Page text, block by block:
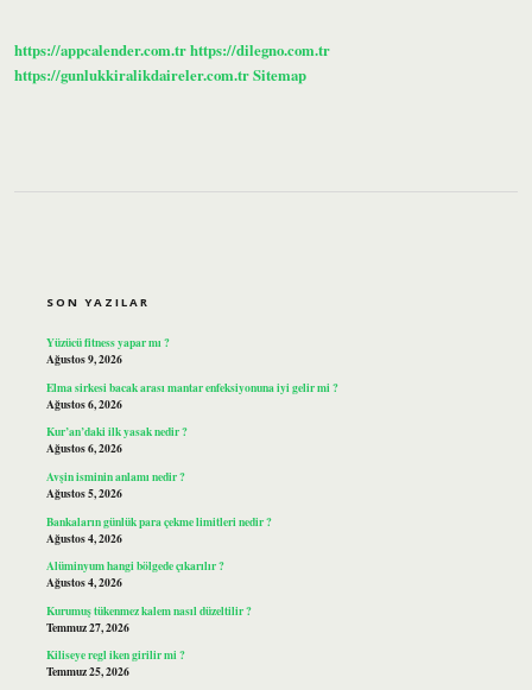
Yapılmalı
https://appcalender.com.trhttps://dilegno.com.tr
https://gunlukkiralikdaireler.com.trSitemap
SON YAZILAR
Yüzücü fitness yapar mı ?
Ağustos 9, 2026
Elma sirkesi bacak arası mantar enfeksiyonuna iyi gelir mi ?
Ağustos 6, 2026
Kur’an’daki ilk yasak nedir ?
Ağustos 6, 2026
Avşin isminin anlamı nedir ?
Ağustos 5, 2026
Bankaların günlük para çekme limitleri nedir ?
Ağustos 4, 2026
Alüminyum hangi bölgede çıkarılır ?
Ağustos 4, 2026
Kurumuş tükenmez kalem nasıl düzeltilir ?
Temmuz 27, 2026
Kiliseye regl iken girilir mi ?
Temmuz 25, 2026